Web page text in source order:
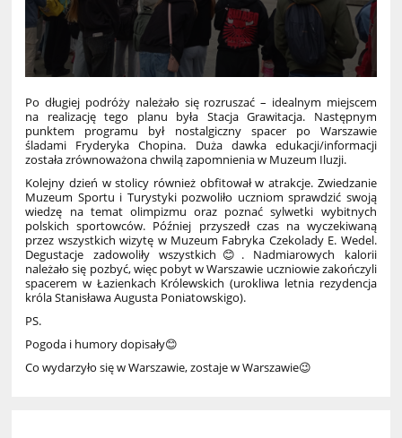
Po długiej podróży należało się rozruszać – idealnym miejscem
na realizację tego planu była Stacja Grawitacja. Następnym
punktem programu był nostalgiczny spacer po Warszawie
śladami Fryderyka Chopina. Duża dawka edukacji/informacji
została zrównoważona chwilą zapomnienia w Muzeum Iluzji.
Kolejny dzień w stolicy również obfitował w atrakcje. Zwiedzanie
Muzeum Sportu i Turystyki pozwoliło uczniom sprawdzić swoją
wiedzę na temat olimpizmu oraz poznać sylwetki wybitnych
polskich sportowców. Później przyszedł czas na wyczekiwaną
przez wszystkich wizytę w Muzeum Fabryka Czekolady E. Wedel.
Degustacje zadowoliły wszystkich😊. Nadmiarowych kalorii
należało się pozbyć, więc pobyt w Warszawie uczniowie zakończyli
spacerem w Łazienkach Królewskich (urokliwa letnia rezydencja
króla Stanisława Augusta Poniatowskigo).
PS.
Pogoda i humory dopisały😊
Co wydarzyło się w Warszawie, zostaje w Warszawie😉